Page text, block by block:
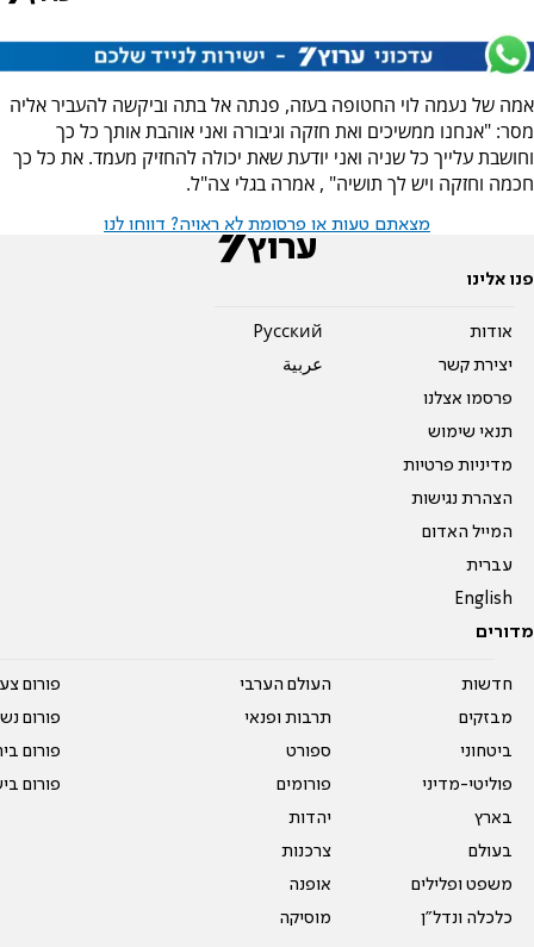
אמה של נעמה לוי החטופה בעזה, פנתה אל בתה וביקשה להעביר אליה
מסר: "אנחנו ממשיכים ואת חזקה וגיבורה ואני אוהבת אותך כל כך
וחושבת עלייך כל שניה ואני יודעת שאת יכולה להחזיק מעמד. את כל כך
חכמה וחזקה ויש לך תושיה" , אמרה בגלי צה"ל.
מצאתם טעות או פרסומת לא ראויה? דווחו לנו
פנו אלינו
אודות
יצירת קשר
פרסמו אצלנו
תנאי שימוש
מדיניות פרטיות
הצהרת נגישות
המייל האדום
עברית
English
Pусский
عربية
מדורים
חדשות
מבזקים
ביטחוני
פוליטי-מדיני
בארץ
בעולם
משפט ופלילים
כלכלה ונדל"ן
העולם הערבי
תרבות ופנאי
ספורט
פורומים
יהדות
צרכנות
אופנה
מוסיקה
פורום
פורום
פורום
פורום